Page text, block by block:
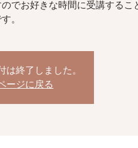
でお好きな時間に受講するこ
。
は終了しました。
ージに戻る